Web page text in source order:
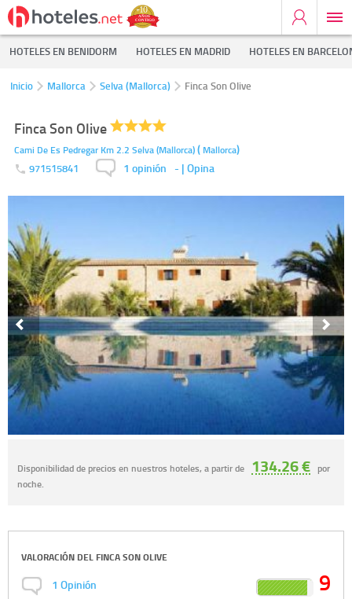
HOTELES EN BENIDORM HOTELES EN MADRID HOTELES EN
Inicio Mallorca Selva (Mallorca) Finca Son Olive
Finca Son Olive
Cami De Es Pedregar Km 2.2 Selva (Mallorca)( Mallorca)
971515841 1 opinión - | Opina
Disponibilidad de precios en nuestros hoteles, a partir de 134.26 € por
noche.
VALORACIÓN DEL FINCA SON OLIVE
1 Opinión 9